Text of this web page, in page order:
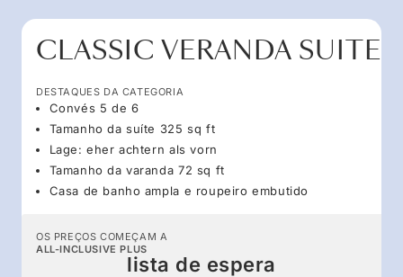
CLASSIC VERANDA SUITE
DESTAQUES DA CATEGORIA
Convés 5 de 6
Tamanho da suíte 325 sq ft
Lage: eher achtern als vorn
Tamanho da varanda 72 sq ft
Casa de banho ampla e roupeiro embutido
OS PREÇOS COMEÇAM A
ALL-INCLUSIVE PLUS
lista de espera